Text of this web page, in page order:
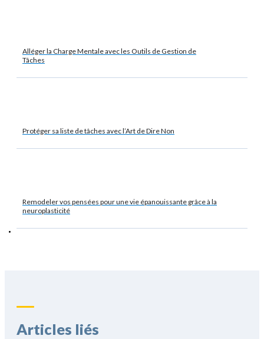
Alléger la Charge Mentale avec les Outils de Gestion de
Tâches
Protéger sa liste de tâches avec l’Art de Dire Non
Remodeler vos pensées pour une vie épanouissante grâce à la
neuroplasticité
Articles liés